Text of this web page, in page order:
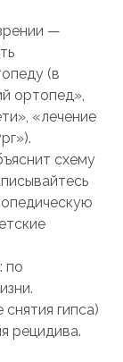
—
(в
ортопед»,
«лечение
схему
по
гипса)
рецидива.